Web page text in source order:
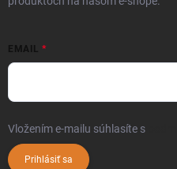
EMAIL
Vložením e-mailu súhlasíte s
Prihlásiť sa